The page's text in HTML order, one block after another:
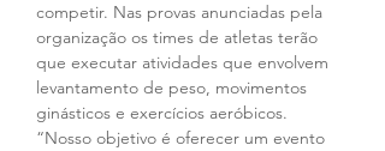
competir. Nas provas anunciadas pela
organização os times de atletas terão
que executar atividades que envolvem
levantamento de peso, movimentos
ginásticos e exercícios aeróbicos.
“Nosso objetivo é oferecer um evento